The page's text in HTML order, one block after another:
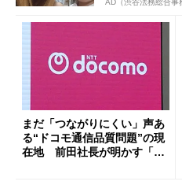
まだ「つながりにくい」声あ
る“ドコモ通信品質問題”の現
在地 前田社長が明かす「道